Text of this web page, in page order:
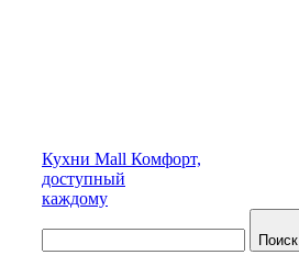
Кухни Mall Комфорт,
доступный
каждому
Поиск